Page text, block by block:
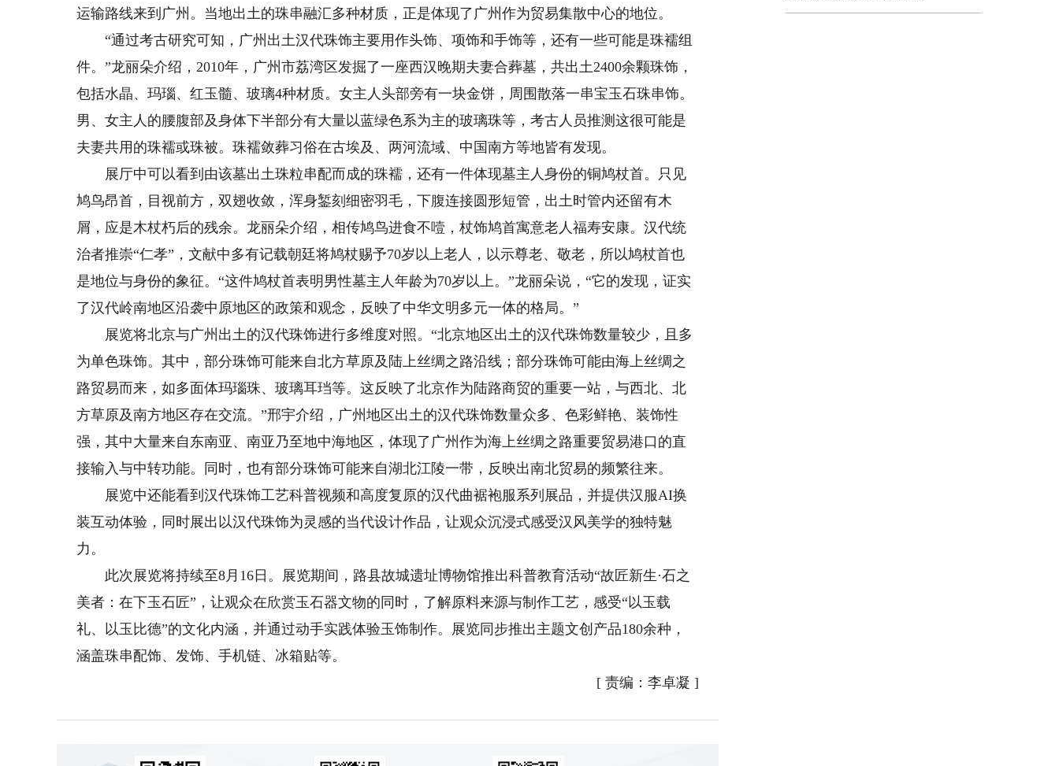
运输路线来到广州。当地出土的珠串融汇多种材质，正是体现了广州作为贸易集散中心的地位。
“通过考古研究可知，广州出土汉代珠饰主要用作头饰、项饰和手饰等，还有一些可能是珠襦组
件。”龙丽朵介绍，2010年，广州市荔湾区发掘了一座西汉晚期夫妻合葬墓，共出土2400余颗珠饰，
包括水晶、玛瑙、红玉髓、玻璃4种材质。女主人头部旁有一块金饼，周围散落一串宝玉石珠串饰。
男、女主人的腰腹部及身体下半部分有大量以蓝绿色系为主的玻璃珠等，考古人员推测这很可能是
夫妻共用的珠襦或珠被。珠襦敛葬习俗在古埃及、两河流域、中国南方等地皆有发现。
展厅中可以看到由该墓出土珠粒串配而成的珠襦，还有一件体现墓主人身份的铜鸠杖首。只见
鸠鸟昂首，目视前方，双翅收敛，浑身錾刻细密羽毛，下腹连接圆形短管，出土时管内还留有木
屑，应是木杖朽后的残余。龙丽朵介绍，相传鸠鸟进食不噎，杖饰鸠首寓意老人福寿安康。汉代统
治者推崇“仁孝”，文献中多有记载朝廷将鸠杖赐予70岁以上老人，以示尊老、敬老，所以鸠杖首也
是地位与身份的象征。“这件鸠杖首表明男性墓主人年龄为70岁以上。”龙丽朵说，“它的发现，证实
了汉代岭南地区沿袭中原地区的政策和观念，反映了中华文明多元一体的格局。”
展览将北京与广州出土的汉代珠饰进行多维度对照。“北京地区出土的汉代珠饰数量较少，且多
为单色珠饰。其中，部分珠饰可能来自北方草原及陆上丝绸之路沿线；部分珠饰可能由海上丝绸之
路贸易而来，如多面体玛瑙珠、玻璃耳珰等。这反映了北京作为陆路商贸的重要一站，与西北、北
方草原及南方地区存在交流。”邢宇介绍，广州地区出土的汉代珠饰数量众多、色彩鲜艳、装饰性
强，其中大量来自东南亚、南亚乃至地中海地区，体现了广州作为海上丝绸之路重要贸易港口的直
接输入与中转功能。同时，也有部分珠饰可能来自湖北江陵一带，反映出南北贸易的频繁往来。
展览中还能看到汉代珠饰工艺科普视频和高度复原的汉代曲裾袍服系列展品，并提供汉服AI换
装互动体验，同时展出以汉代珠饰为灵感的当代设计作品，让观众沉浸式感受汉风美学的独特魅
力。
此次展览将持续至8月16日。展览期间，路县故城遗址博物馆推出科普教育活动“故匠新生·石之
美者：在下玉石匠”，让观众在欣赏玉石器文物的同时，了解原料来源与制作工艺，感受“以玉载
礼、以玉比德”的文化内涵，并通过动手实践体验玉饰制作。展览同步推出主题文创产品180余种，
涵盖珠串配饰、发饰、手机链、冰箱贴等。
[ 责编：李卓凝 ]